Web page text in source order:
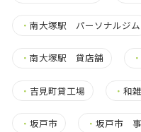
・ 南大塚駅 パーソナルジム
・ 南大塚駅 貸店舗
・ 吉見町貸工場 ・和
・ 坂戸市 ・坂戸市 事